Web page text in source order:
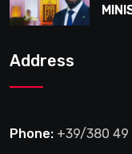
Address
Phone: +39/380 49